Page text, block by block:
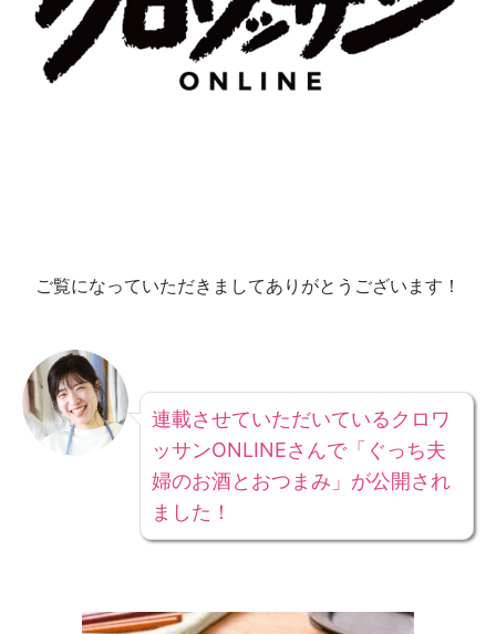
ご覧になっていただきましてありがとうございます！
連載させていただいているクロワ
ッサンONLINEさんで「ぐっち夫
婦のお酒とおつまみ」が公開され
ました！